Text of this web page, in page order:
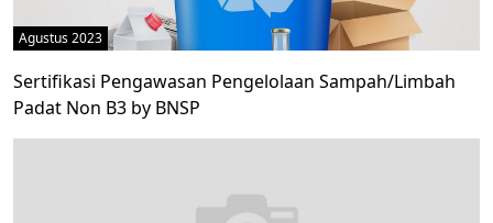
Agustus 2023
Sertifikasi Pengawasan Pengelolaan Sampah/Limbah
Padat Non B3 by BNSP